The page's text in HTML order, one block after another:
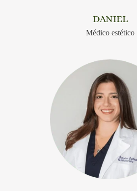
DANIEL
Médico estético